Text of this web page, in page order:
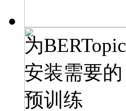
为BERTopic
安装需要的
预训练